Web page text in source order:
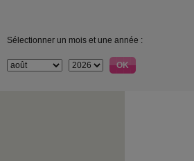
Sélectionner un mois et une année :